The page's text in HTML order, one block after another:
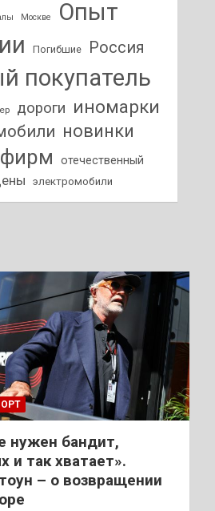
Москве
Опыт
Погибшие Россия
покупатель
дороги иномарки
новинки
отечественный
электромобили
нужен бандит,
и так хватает».
– о возвращении